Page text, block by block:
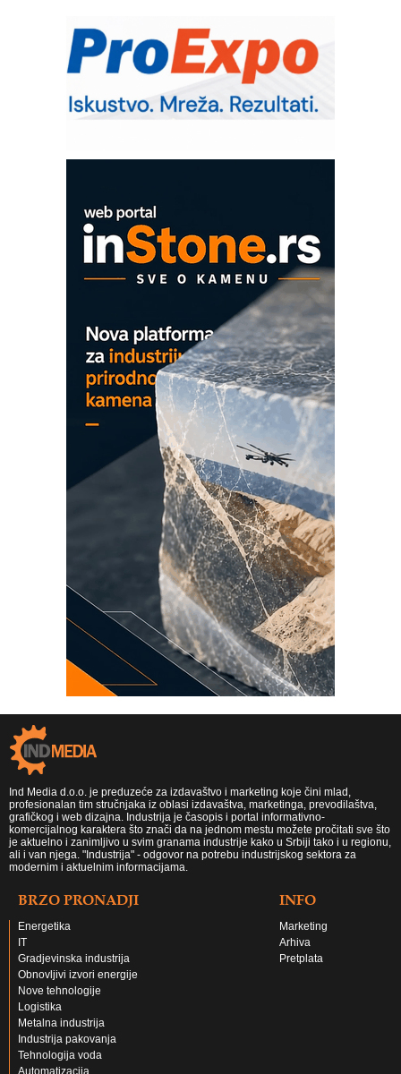
IB BLUMENAUER - više od 40 godina
poverenja u industriji
RMQ-TITAN ADVANCED INDICATOR
– Pametna signalizacija za efikasnije
upravljanje mašinama
era CNC merenja
Proizvodnja iC7 Hybrid 1500 VDC
mrežnog pretvarača sa tečnim
hlađenjem
COMBYPACK
EVOKS Maintenance Management
Ind Media d.o.o. je preduzeće za izdavaštvo i marketing koje čini mlad,
profesionalan tim stručnjaka iz oblasi izdavaštva, marketinga, prevodilaštva,
grafičkog i web dizajna. Industrija je časopis i portal informativno-
komercijalnog karaktera što znači da na jednom mestu možete pročitati sve što
je aktuelno i zanimljivo u svim granama industrije kako u Srbiji tako i u regionu,
ali i van njega. "Industrija" - odgovor na potrebu industrijskog sektora za
modernim i aktuelnim informacijama.
BRZO PRONADJI
Energetika
IT
Gradjevinska industrija
Obnovljivi izvori energije
Nove tehnologije
Logistika
Metalna industrija
Industrija pakovanja
Tehnologija voda
INFO
Marketing
Arhiva
Pretplata